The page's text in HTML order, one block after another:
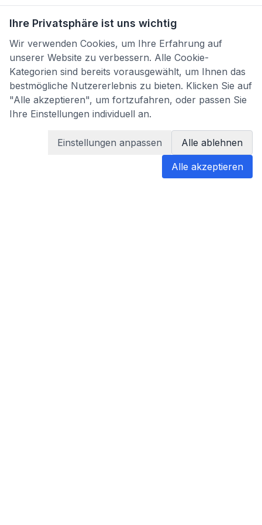
Ihre Privatsphäre ist uns wichtig
Wir verwenden Cookies, um Ihre Erfahrung auf
unserer Website zu verbessern. Alle Cookie-
Kategorien sind bereits vorausgewählt, um Ihnen das
bestmögliche Nutzererlebnis zu bieten. Klicken Sie auf
"Alle akzeptieren", um fortzufahren, oder passen Sie
Ihre Einstellungen individuell an.
Einstellungen anpassen Alle ablehnen
Alle akzeptieren